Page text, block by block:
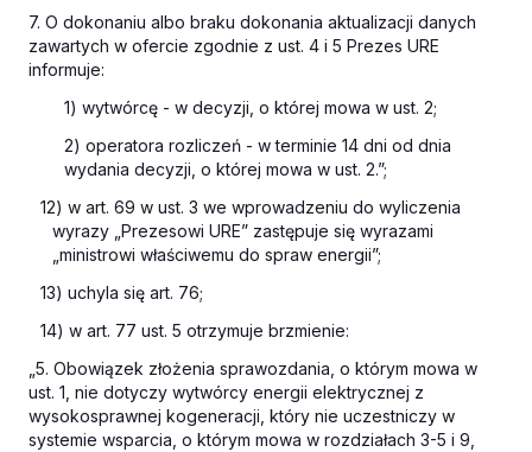
7. O dokonaniu albo braku dokonania aktualizacji danych
zawartych w ofercie zgodnie z ust. 4 i 5 Prezes URE
informuje:
1) wytwórcę - w decyzji, o której mowa w ust. 2;
2) operatora rozliczeń - w terminie 14 dni od dnia
wydania decyzji, o której mowa w ust. 2.”;
12) w art. 69 w ust. 3 we wprowadzeniu do wyliczenia
wyrazy „Prezesowi URE” zastępuje się wyrazami
„ministrowi właściwemu do spraw energii”;
13) uchyla się art. 76;
14) w art. 77 ust. 5 otrzymuje brzmienie:
„5. Obowiązek złożenia sprawozdania, o którym mowa w
ust. 1, nie dotyczy wytwórcy energii elektrycznej z
wysokosprawnej kogeneracji, który nie uczestniczy w
systemie wsparcia, o którym mowa w rozdziałach 3-5 i 9,